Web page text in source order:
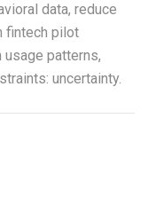
data, reduce
fintech pilot
patterns,
uncertainty.